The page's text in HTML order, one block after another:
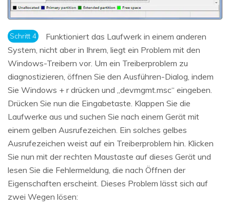
Schritt 4
Funktioniert das Laufwerk in einem anderen
System, nicht aber in Ihrem, liegt ein Problem mit den
Windows-Treibern vor. Um ein Treiberproblem zu
diagnostizieren, öffnen Sie den Ausführen-Dialog, indem
Sie Windows + r drücken und „devmgmt.msc“ eingeben.
Drücken Sie nun die Eingabetaste. Klappen Sie die
Laufwerke aus und suchen Sie nach einem Gerät mit
einem gelben Ausrufezeichen. Ein solches gelbes
Ausrufezeichen weist auf ein Treiberproblem hin. Klicken
Sie nun mit der rechten Maustaste auf dieses Gerät und
lesen Sie die Fehlermeldung, die nach Öffnen der
Eigenschaften erscheint. Dieses Problem lässt sich auf
zwei Wegen lösen: